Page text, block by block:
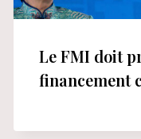
Le FMI doit
financement